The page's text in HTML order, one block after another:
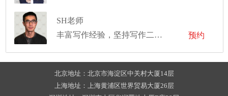
SH老师
丰富写作经验，坚持写作二十余年
预约
北京地址：北京市海淀区中关村大厦14层
上海地址：上海黄浦区世界贸易大厦26层